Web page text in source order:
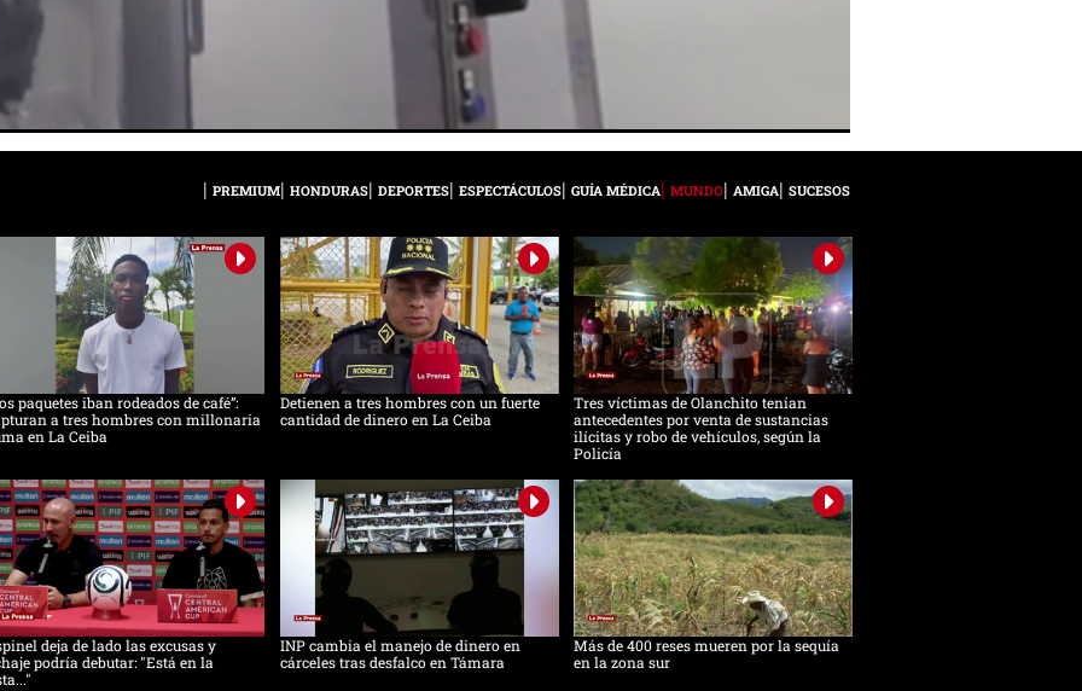
PREMIUM HONDURAS DEPORTES ESPECTÁCULOS GUÍA MÉDICA MUNDO AMIGA SUCESOS
paquetes iban rodeados de café”:
a tres hombres con millonaria
en La Ceiba
Detienen a tres hombres con un fuerte
cantidad de dinero en La Ceiba
Tres víctimas de Olanchito tenían
antecedentes por venta de sustancias
ilícitas y robo de vehículos, según la
Policía
deja de lado las excusas y
podría debutar: "Está en la
INP cambia el manejo de dinero en
cárceles tras desfalco en Támara
Más de 400 reses mueren por la sequía
en la zona sur